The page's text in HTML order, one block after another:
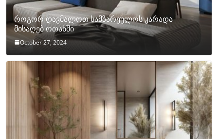
როგორ დავმალოთ სამზარეულოს კარადა
მისაღებ ოთახში
October 27, 2024